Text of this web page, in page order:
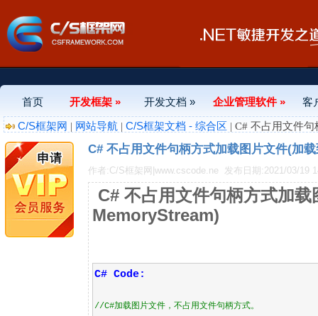
首页 开发框架 » 开发文档 » 企业管理软件 »
客
C/S框架网 | 网站导航 | C/S框架文档 - 综合区 | C# 不占用文件
C# 不占用文件句柄方式加载图片文件(加
作者:C/S框架网|www.cscode.ne 发布日期:2021/03/19
C# 不占用文件句柄方式加
MemoryStream)
C# Code:
//C#加载图片文件，不占用文件句柄方式。